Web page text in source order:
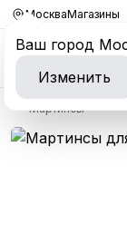
Москва
Ваш город
Изменить
Магазины
Мартинсы